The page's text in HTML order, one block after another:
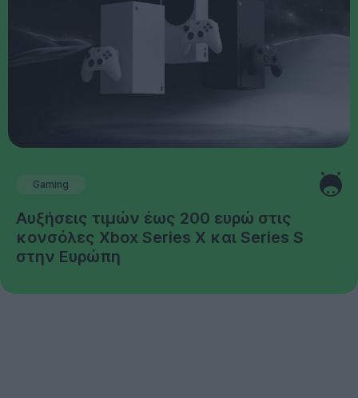
Gaming
Αυξήσεις τιμών έως 200 ευρώ στις
κονσόλες Xbox Series X και Series S
στην Ευρώπη